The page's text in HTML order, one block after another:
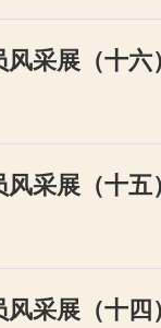
风采展（十
风采展（十
风采展（十